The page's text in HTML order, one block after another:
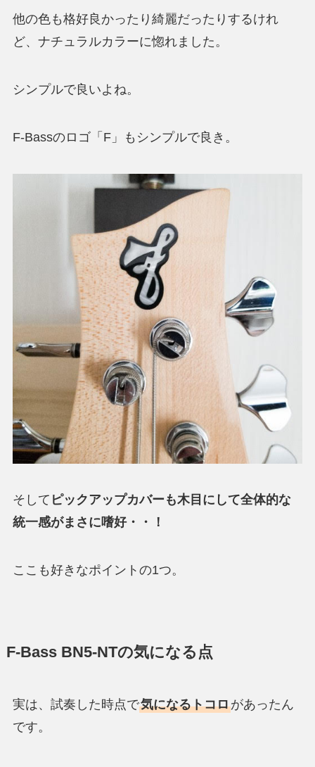
他の色も格好良かったり綺麗だったりするけれ
ど、ナチュラルカラーに惚れました。
シンプルで良いよね。
F-Bassのロゴ「F」もシンプルで良き。
そして ピックアップカバーも木目にして全体的な
統一感がまさに嗜好・・！
ここも好きなポイントの1つ。
F-Bass BN5-NTの気になる点
実は、試奏した時点で気になるトコロがあったん
です。